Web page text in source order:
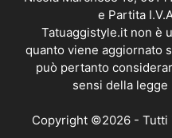
e Partita
Tatuaggistyle.it non è
quanto viene aggiornato
può pertanto
sensi della legge
Copyright ©2026 -